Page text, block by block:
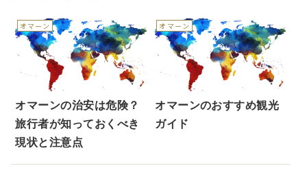
オマーン
オマーンの治安は危険？
旅行者が知っておくべき
現状と注意点
オマーン
オマーンのおすすめ観光
ガイド